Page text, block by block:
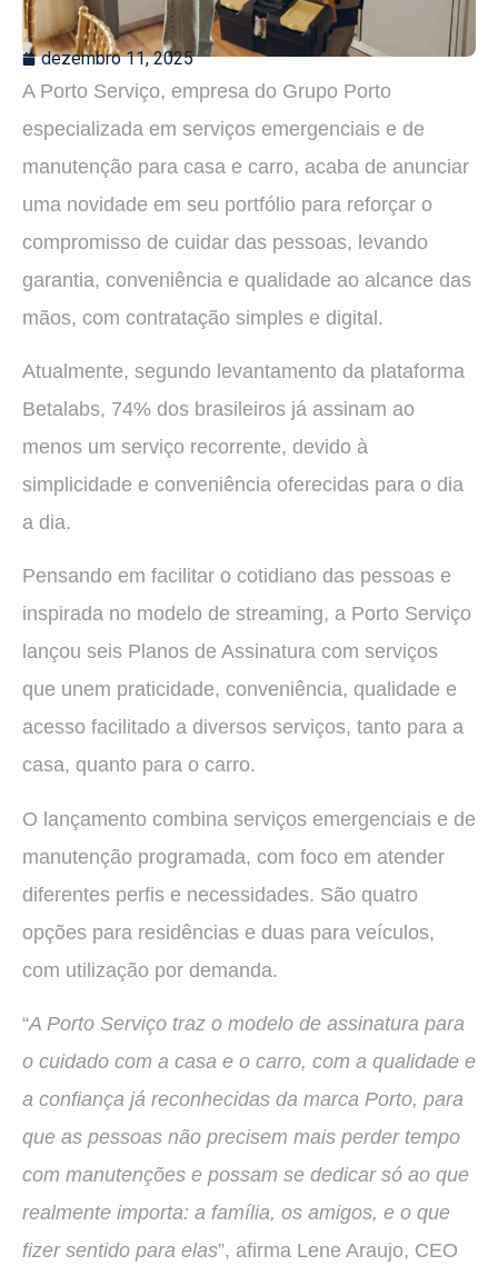
dezembro 11, 2025
A Porto Serviço, empresa do Grupo Porto
especializada em serviços emergenciais e de
manutenção para casa e carro, acaba de anunciar
uma novidade em seu portfólio para reforçar o
compromisso de cuidar das pessoas, levando
garantia, conveniência e qualidade ao alcance das
mãos, com contratação simples e digital.
Atualmente, segundo levantamento da plataforma
Betalabs, 74% dos brasileiros já assinam ao
menos um serviço recorrente, devido à
simplicidade e conveniência oferecidas para o dia
a dia.
Pensando em facilitar o cotidiano das pessoas e
inspirada no modelo de streaming, a Porto Serviço
lançou seis Planos de Assinatura com serviços
que unem praticidade, conveniência, qualidade e
acesso facilitado a diversos serviços, tanto para a
casa, quanto para o carro.
O lançamento combina serviços emergenciais e de
manutenção programada, com foco em atender
diferentes perfis e necessidades. São quatro
opções para residências e duas para veículos,
com utilização por demanda.
“A Porto Serviço traz o modelo de assinatura para
o cuidado com a casa e o carro, com a qualidade e
a confiança já reconhecidas da marca Porto, para
que as pessoas não precisem mais perder tempo
com manutenções e possam se dedicar só ao que
realmente importa: a família, os amigos, e o que
fizer sentido para elas”, afirma Lene Araujo, CEO